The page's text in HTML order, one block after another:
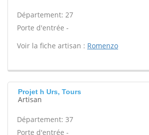
Département: 27
Porte d'entrée -
Voir la fiche artisan : Romenzo
Projet h Urs, Tours
Artisan
Département: 37
Porte d'entrée -